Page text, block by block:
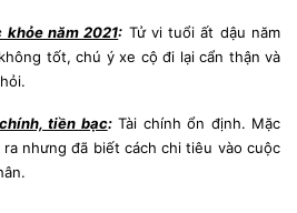
khỏe năm 2021: Tử vi tuổi ất dậu năm
tốt, chú ý xe cộ đi lại cẩn thận và
tiền bạc:Tài chính ổn định. Mặc
nhưng đã biết cách chi tiêu vào cuộc